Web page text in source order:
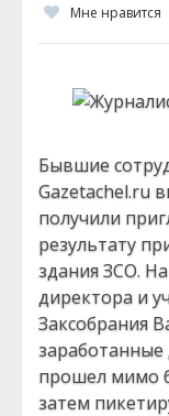
Мне нравится
Бывшие
Gazetachel.ru
получили
результату
здания ЗСО.
директора и
Заксобрания
прошел мимо
затем